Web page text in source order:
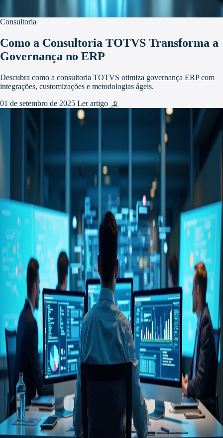
Consultoria
Como a Consultoria TOTVS Transforma a
Governança no ERP
Descubra como a consultoria TOTVS otimiza governança ERP com
integrações, customizações e metodologias ágeis.
01 de setembro de 2025 Ler artigo
arrow_forward